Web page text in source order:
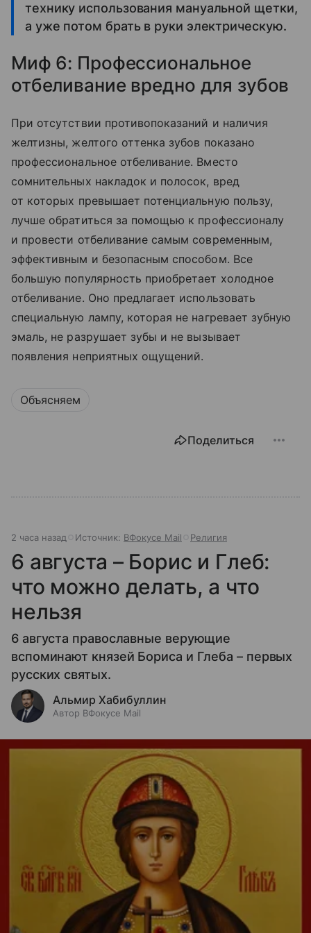
технику использования мануальной щетки,
а уже потом брать в руки электрическую.
Миф 6: Профессиональное
отбеливание вредно для зубов
При отсутствии противопоказаний и наличия
желтизны, желтого оттенка зубов показано
профессиональное отбеливание. Вместо
сомнительных накладок и полосок, вред
от которых превышает потенциальную пользу,
лучше обратиться за помощью к профессионалу
и провести отбеливание самым современным,
эффективным и безопасным способом. Все
большую популярность приобретает холодное
отбеливание. Оно предлагает использовать
специальную лампу, которая не нагревает зубную
эмаль, не разрушает зубы и не вызывает
появления неприятных ощущений.
Объясняем
Поделиться
2 часа назад Источник: ВФокусе Mail Религия
6 августа – Борис и Глеб:
что можно делать, а что
нельзя
6 августа православные верующие
вспоминают князей Бориса и Глеба – первых
русских святых.
Альмир Хабибуллин
Автор ВФокусе Mail